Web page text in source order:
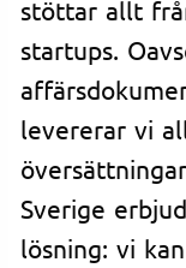
stöttar allt
startups.
levererar vi
Sverige
lösning: vi